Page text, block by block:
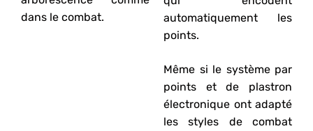
dans le combat.
automatiquement les
points.
Même si le système par
points et de plastron
électronique ont adapté
les styles de combat